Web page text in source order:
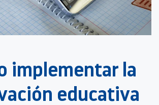
implementar la
educativa